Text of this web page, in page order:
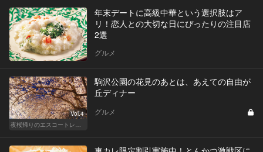
年末デートに高級中華という選択肢はア
リ！恋人との大切な日にぴったりの注目店
2選
グルメ
Vol.4
夜桜帰りのエスコートレストラン
駒沢公園の花見のあとは、あえての自由が
丘ディナー
グルメ